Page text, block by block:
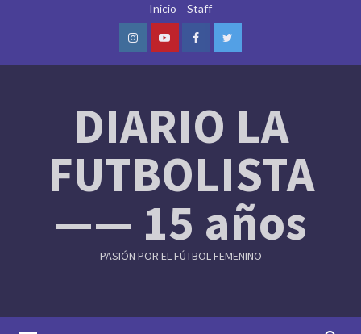
Inicio Staff
InstagramYoutubeFacebookTwitter
DIARIO LA
FUTBOLISTA
—— 15 años
PASIÓN POR EL FÚTBOL FEMENINO